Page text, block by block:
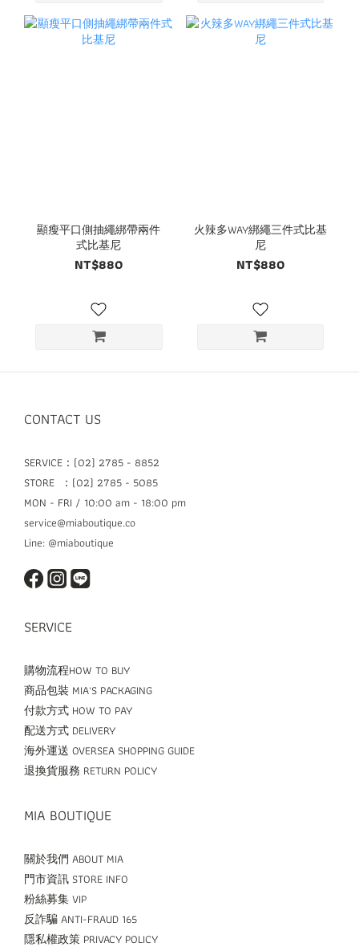
顯瘦平口側抽繩綁帶兩件
式比基尼
NT$880
火辣多WAY綁繩三件式比基
尼
NT$880
CONTACT US
SERVICE：(02) 2785 - 8852
STORE ：(02) 2785 - 5085
MON - FRI / 10:00 am - 18:00 pm
service@miaboutique.co
Line: @miaboutique
SERVICE
購物流程HOW TO BUY
商品包裝 MIA'S PACKAGING
付款方式 HOW TO PAY
配送方式 DELIVERY
海外運送 OVERSEA SHOPPING GUIDE
退換貨服務 RETURN POLICY
MIA BOUTIQUE
關於我們 ABOUT MIA
門市資訊 STORE INFO
粉絲募集 VIP
反詐騙 ANTI-FRAUD 165
隱私權政策 PRIVACY POLICY